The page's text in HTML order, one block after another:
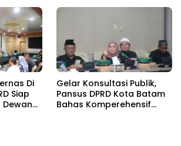
Di
Siap
Gelar Konsultasi Publik,
Pansus DPRD Kota Batam
Bahas Komperehensif